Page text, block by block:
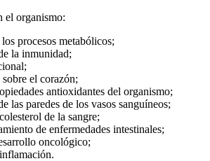
el organismo:
procesos metabólicos;
la inmunidad;
el corazón;
antioxidantes del organismo;
las paredes de los vasos sanguíneos;
de la sangre;
de enfermedades intestinales;
oncológico;
inflamación.